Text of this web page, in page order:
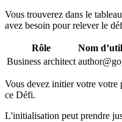
Vous trouverez dans le
avez besoin pour relever le
Rôle Nom
Business architect
Vous devez initier votre votre
ce Défi.
L'initialisation peut prendre